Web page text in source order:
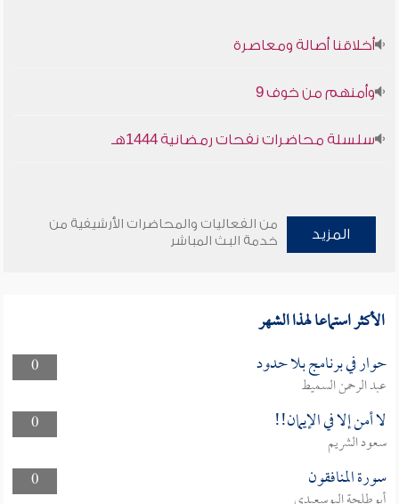
أخلاقنا أصالة ومعاصرة
وأمنهم من خوف 9
سلسلة محاضرات نفحات رمضانية 1444هـ
المزيد
من الفعاليات والمحاضرات الأرشيفية من
خدمة البث المباشر
الأكثر استماعا لهذا الشهر
0 حوار في برنامج بلا حدود
عبد الرحمن السميط
0
لا أمن إلا في الإيمان!!
سعود الشريم
0
سورة المنافقون